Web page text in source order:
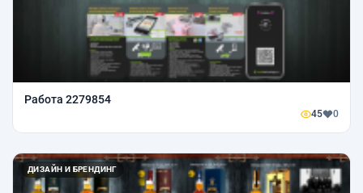
Работа 2279854
45 0
ДИЗАЙН И БРЕНДИНГ